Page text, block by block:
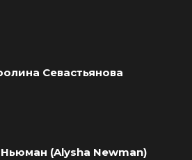
Севастьянова
(Alysha Newman)